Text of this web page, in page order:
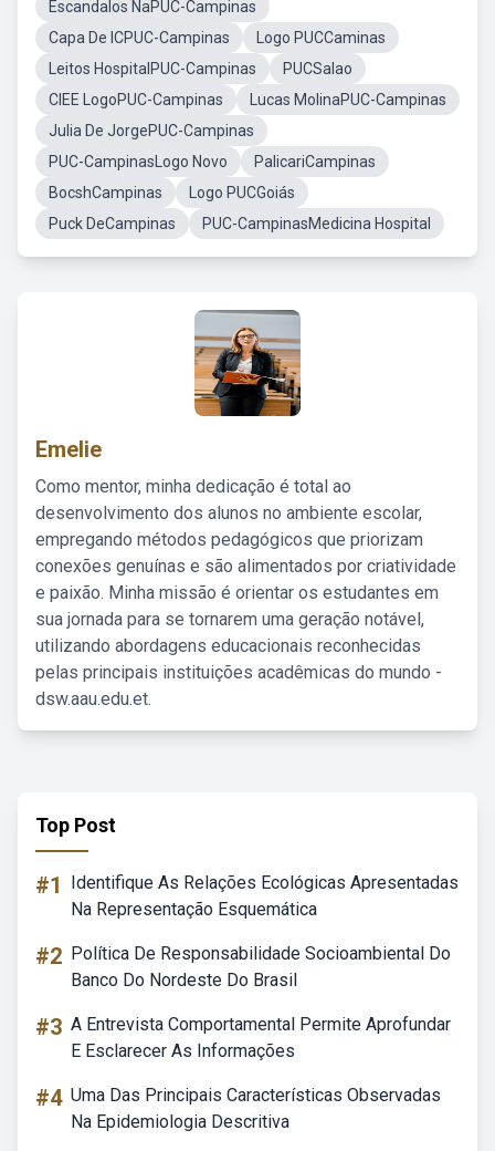
Escandalos NaPUC-Campinas
Capa De ICPUC-Campinas
Logo PUCCaminas
Leitos HospitalPUC-Campinas
PUCSalao
CIEE LogoPUC-Campinas
Lucas MolinaPUC-Campinas
Julia De JorgePUC-Campinas
PUC-CampinasLogo Novo
PalicariCampinas
BocshCampinas
Logo PUCGoiás
Puck DeCampinas
PUC-CampinasMedicina Hospital
Emelie
Como mentor, minha dedicação é total ao
desenvolvimento dos alunos no ambiente escolar,
empregando métodos pedagógicos que priorizam
conexões genuínas e são alimentados por criatividade
e paixão. Minha missão é orientar os estudantes em
sua jornada para se tornarem uma geração notável,
utilizando abordagens educacionais reconhecidas
pelas principais instituições acadêmicas do mundo -
dsw.aau.edu.et.
Top Post
#1
Identifique As Relações Ecológicas Apresentadas
Na Representação Esquemática
#2 Política De Responsabilidade Socioambiental Do
Banco Do Nordeste Do Brasil
#3 A Entrevista Comportamental Permite Aprofundar
E Esclarecer As Informações
#4 Uma Das Principais Características Observadas
Na Epidemiologia Descritiva